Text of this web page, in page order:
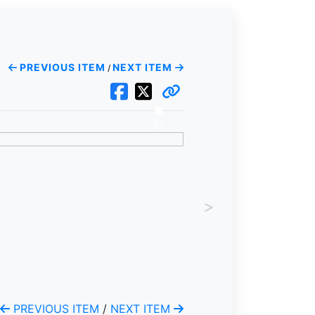
PREVIOUS ITEM / NEXT ITEM
>
PREVIOUS ITEM / NEXT ITEM